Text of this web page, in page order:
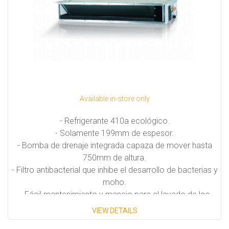
Available in-store only
- Refrigerante 410a ecológico.
- Solamente 199mm de espesor.
- Bomba de drenaje integrada capaza de mover hasta
750mm de altura.
- Filtro antibacterial que inhibe el desarrollo de bacterias y
moho.
- Fácil mantenimiento y manejo para el lavado de los
filtros.
VIEW DETAILS